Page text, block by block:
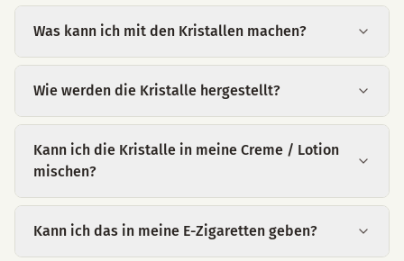
Was kann ich mit den Kristallen machen?
Wie werden die Kristalle hergestellt?
Kann ich die Kristalle in meine Creme / Lotion
mischen?
Kann ich das in meine E-Zigaretten geben?